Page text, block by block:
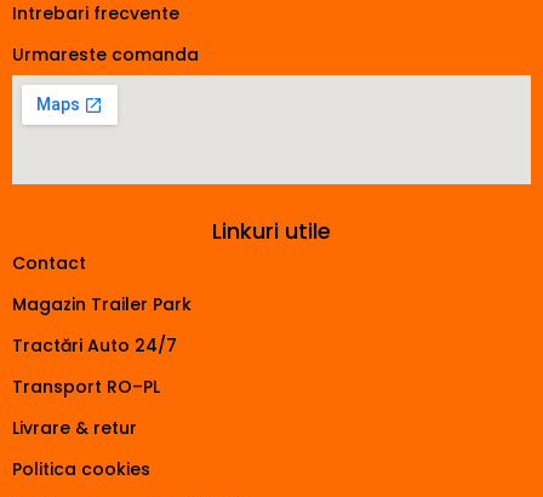
Intrebari frecvente
Urmareste comanda
Linkuri utile
Contact
Magazin Trailer Park
Tractări Auto 24/7
Transport RO–PL
Livrare & retur
Politica cookies